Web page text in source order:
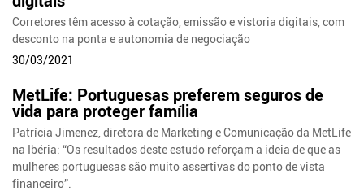
Corretores têm acesso à cotação, emissão e vistoria digitais, com
desconto na ponta e autonomia de negociação
30/03/2021
MetLife: Portuguesas preferem seguros de
vida para proteger família
Patrícia Jimenez, diretora de Marketing e Comunicação da MetLife
na Ibéria: “Os resultados deste estudo reforçam a ideia de que as
mulheres portuguesas são muito assertivas do ponto de vista
financeiro”.